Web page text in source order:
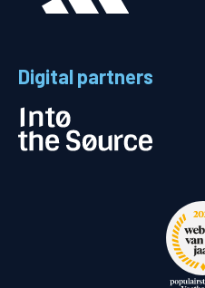
Digital partners